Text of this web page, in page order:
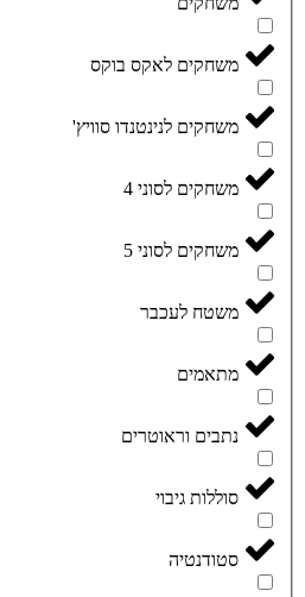
משחקים לאקס בוקס
משחקים לנינטנדו סוויץ'
משחקים לסוני 4
משחקים לסוני 5
משטח לעכבר
מתאמים
נתבים וראוטרים
סוללות גיבוי
סטודנטיה